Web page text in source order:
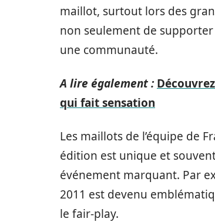
maillot, surtout lors des
non seulement de
une communauté.
A lire également :
qui fait sensation
Les maillots de l’équipe de
édition est unique et
événement marquant. Par
2011 est devenu
le fair-play.